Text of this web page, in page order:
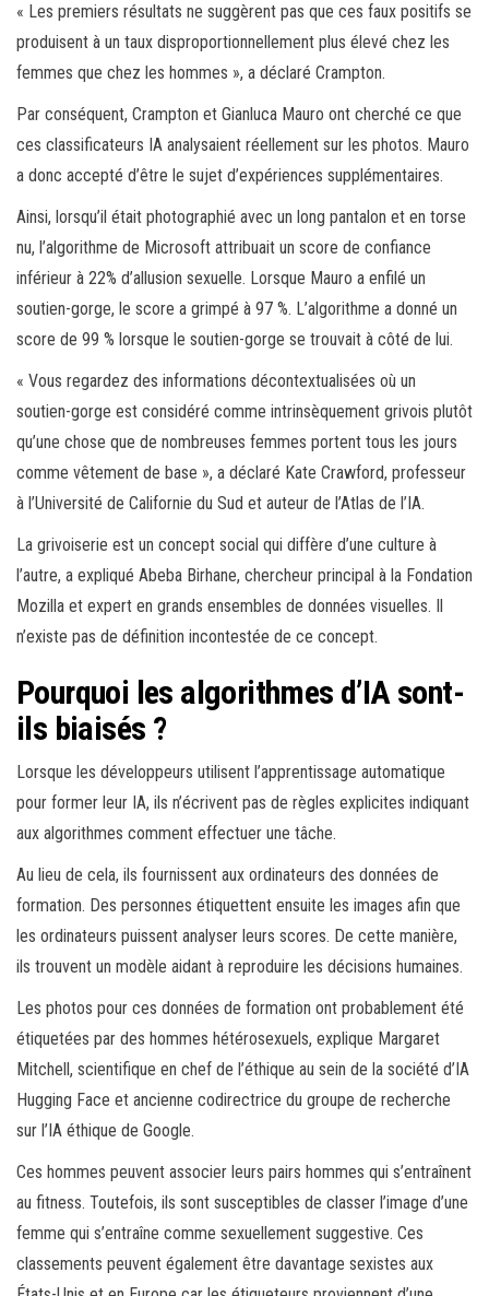
« Les premiers résultats ne suggèrent pas que ces faux positifs se
produisent à un taux disproportionnellement plus élevé chez les
femmes que chez les hommes », a déclaré Crampton.
Par conséquent, Crampton et Gianluca Mauro ont cherché ce que
ces classificateurs IA analysaient réellement sur les photos. Mauro
a donc accepté d’être le sujet d’expériences supplémentaires.
Ainsi, lorsqu’il était photographié avec un long pantalon et en torse
nu, l’algorithme de Microsoft attribuait un score de confiance
inférieur à 22% d’allusion sexuelle. Lorsque Mauro a enfilé un
soutien-gorge, le score a grimpé à 97 %. L’algorithme a donné un
score de 99 % lorsque le soutien-gorge se trouvait à côté de lui.
« Vous regardez des informations décontextualisées où un
soutien-gorge est considéré comme intrinsèquement grivois plutôt
qu’une chose que de nombreuses femmes portent tous les jours
comme vêtement de base », a déclaré Kate Crawford, professeur
à l’Université de Californie du Sud et auteur de l’Atlas de l’IA.
La grivoiserie est un concept social qui diffère d’une culture à
l’autre, a expliqué Abeba Birhane, chercheur principal à la Fondation
Mozilla et expert en grands ensembles de données visuelles. Il
n’existe pas de définition incontestée de ce concept.
Pourquoi les algorithmes d’IA sont-
ils biaisés ?
Lorsque les développeurs utilisent l’apprentissage automatique
pour former leur IA, ils n’écrivent pas de règles explicites indiquant
aux algorithmes comment effectuer une tâche.
Au lieu de cela, ils fournissent aux ordinateurs des données de
formation. Des personnes étiquettent ensuite les images afin que
les ordinateurs puissent analyser leurs scores. De cette manière,
ils trouvent un modèle aidant à reproduire les décisions humaines.
Les photos pour ces données de formation ont probablement été
étiquetées par des hommes hétérosexuels, explique Margaret
Mitchell, scientifique en chef de l’éthique au sein de la société d’IA
Hugging Face et ancienne codirectrice du groupe de recherche
sur l’IA éthique de Google.
Ces hommes peuvent associer leurs pairs hommes qui s’entraînent
au fitness. Toutefois, ils sont susceptibles de classer l’image d’une
femme qui s’entraîne comme sexuellement suggestive. Ces
classements peuvent également être davantage sexistes aux